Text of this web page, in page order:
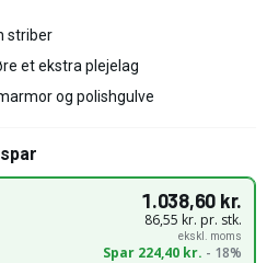
striber
et ekstra plejelag
og polishgulve
1.038,60 kr.
86,55 kr. pr. stk.
ekskl. moms
Spar 224,40 kr. - 18%